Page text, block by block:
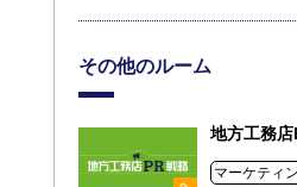
その他のルーム
地方工務
マーケティ